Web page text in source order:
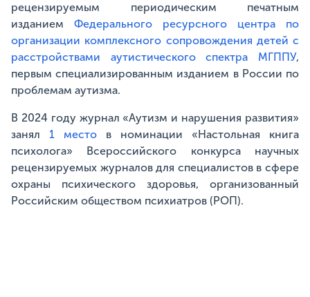
рецензируемым периодическим печатным
изданием Федерального ресурсного центра по
организации комплексного сопровождения детей с
расстройствами аутистического спектра МГППУ,
первым специализированным изданием в России по
проблемам аутизма.
В 2024 году журнал «Аутизм и нарушения развития»
занял 1 место в номинации «Настольная книга
психолога» Всероссийского конкурса научных
рецензируемых журналов для специалистов в сфере
охраны психического здоровья, организованный
Российским обществом психиатров (РОП).